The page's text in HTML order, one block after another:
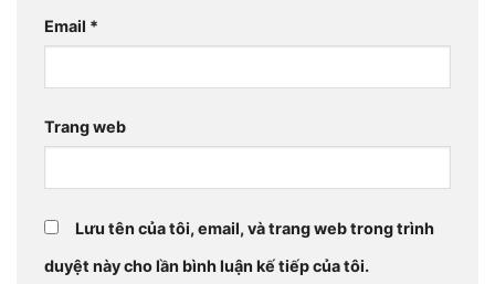
Email *
Trang web
Lưu tên của tôi, email, và trang web trong trình
duyệt này cho lần bình luận kế tiếp của tôi.